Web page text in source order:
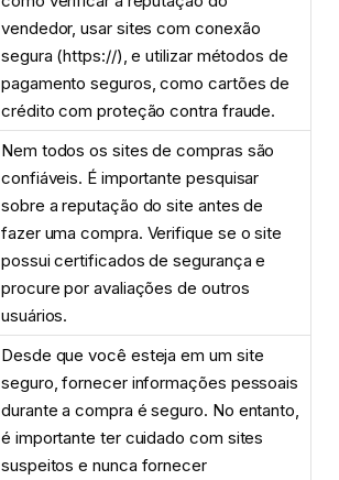
vendedor, usar sites com conexão
segura (https://), e utilizar métodos de
pagamento seguros, como cartões de
crédito com proteção contra fraude.
Nem todos os sites de compras são
confiáveis. É importante pesquisar
sobre a reputação do site antes de
fazer uma compra. Verifique se o site
possui certificados de segurança e
procure por avaliações de outros
usuários.
Desde que você esteja em um site
seguro, fornecer informações pessoais
durante a compra é seguro. No entanto,
é importante ter cuidado com sites
suspeitos e nunca fornecer